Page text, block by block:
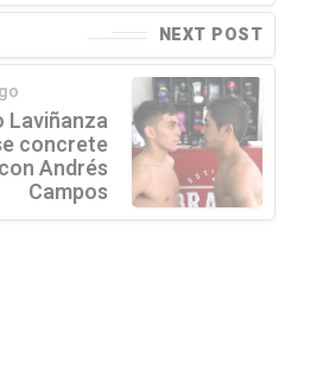
NEXT POST
Laviñanza
concrete
Andrés
Campos